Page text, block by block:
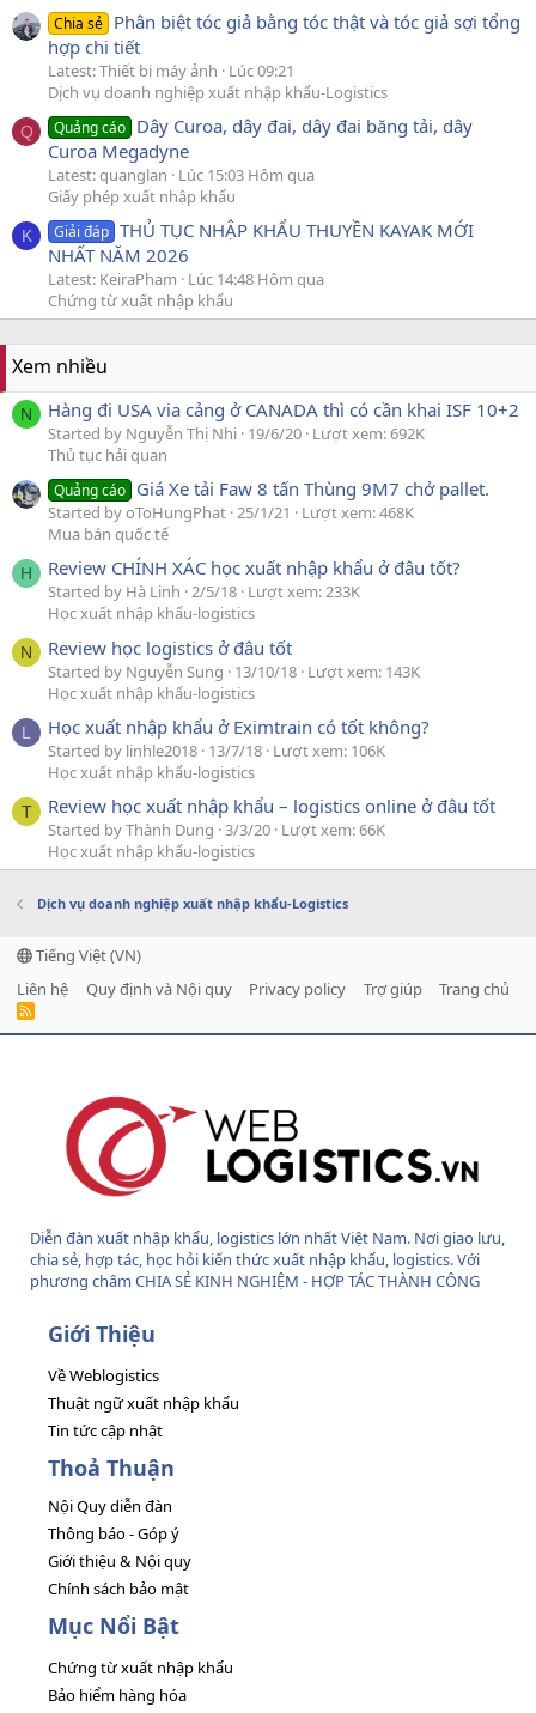
Chia sẻ Phân biệt tóc giả bằng tóc thật và tóc giả sợi tổng
hợp chi tiết
Latest: Thiết bị máy ảnh
Lúc 09:21
Dịch vụ doanh nghiệp xuất nhập khẩu-Logistics
Q Quảng cáo Dây Curoa, dây đai, dây đai băng tải, dây
Curoa Megadyne
Latest: quanglan
Lúc 15:03 Hôm qua
Giấy phép xuất nhập khẩu
K Giải đáp THỦ TỤC NHẬP KHẨU THUYỀN KAYAK MỚI
NHẤT NĂM 2026
Latest: KeiraPham
Lúc 14:48 Hôm qua
Chứng từ xuất nhập khẩu
Xem nhiều
N Hàng đi USA via cảng ở CANADA thì có cần khai ISF 10+2
Started by Nguyễn Thị Nhi 19/6/20 Lượt xem: 692K
Thủ tục hải quan
Quảng cáo Giá Xe tải Faw 8 tấn Thùng 9M7 chở pallet.
Started by oToHungPhat 25/1/21
Lượt xem: 468K
Mua bán quốc tế
H Review CHÍNH XÁC học xuất nhập khẩu ở đâu tốt?
Started by Hà Linh 2/5/18 Lượt xem: 233K
Học xuất nhập khẩu-logistics
N Review học logistics ở đâu tốt
Started by Nguyễn Sung 13/10/18 Lượt xem: 143K
Học xuất nhập khẩu-logistics
L Học xuất nhập khẩu ở Eximtrain có tốt không?
Started by linhle2018 13/7/18 Lượt xem: 106K
Học xuất nhập khẩu-logistics
T Review học xuất nhập khẩu – logistics online ở đâu tốt
Started by Thành Dung 3/3/20 Lượt xem: 66K
Học xuất nhập khẩu-logistics
Dịch vụ doanh nghiệp xuất nhập khẩu-Logistics
Tiếng Việt (VN)
Liên hệ
Quy định và Nội quy Privacy policy Trợ giúp Trang chủ
R
Diễn đàn xuất nhập khẩu, logistics lớn nhất Việt Nam. Nơi giao lưu,
chia sẻ, hợp tác, học hỏi kiến thức xuất nhập khẩu, logistics. Với
phương châm CHIA SẺ KINH NGHIỆM - HỢP TÁC THÀNH CÔNG
Giới Thiệu
Về Weblogistics
Thuật ngữ xuất nhập khẩu
Tin tức cập nhật
Thoả Thuận
Nội Quy diễn đàn
Thông báo - Góp ý
Giới thiệu & Nội quy
Chính sách bảo mật
Mục Nổi Bật
Chứng từ xuất nhập khẩu
Bảo hiểm hàng hóa